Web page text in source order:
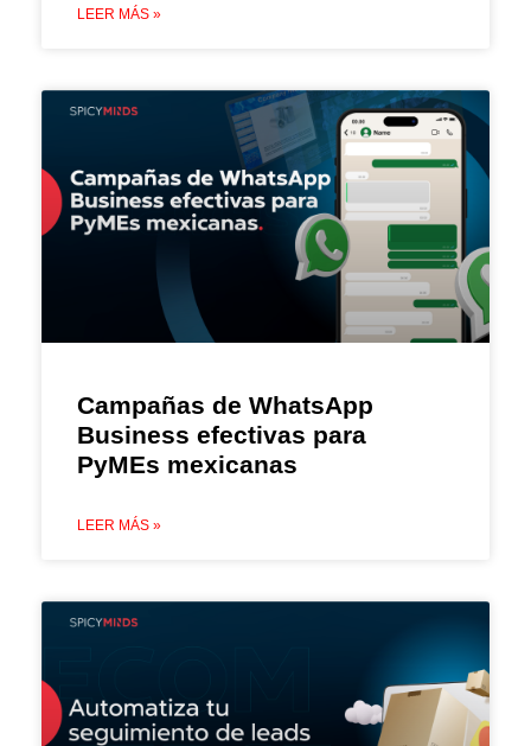
LEER MÁS »
Campañas de WhatsApp
Business efectivas para
PyMEs mexicanas
LEER MÁS »